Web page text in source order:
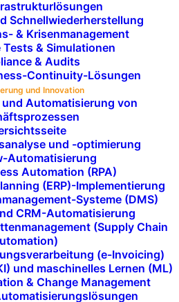
Schnellwiederherstellung
& Krisenmanagement
Tests & Simulationen
& Audits
Continuity-Lösungen
und Innovation
Automatisierung von
und -optimierung
Automatisierung
Automation (RPA)
(ERP)-Implementierung
Systeme (DMS)
CRM-Automatisierung
(Supply Chain
(e-Invoicing)
und maschinelles Lernen (ML)
& Change Management
helfen Ihnen, die
(UX), dasDesign
Funktionen
Sie in die vollständige
einsteigen. Unsere
flexibel und können in
angepasst
und Optimierungen
Kundenfeedback